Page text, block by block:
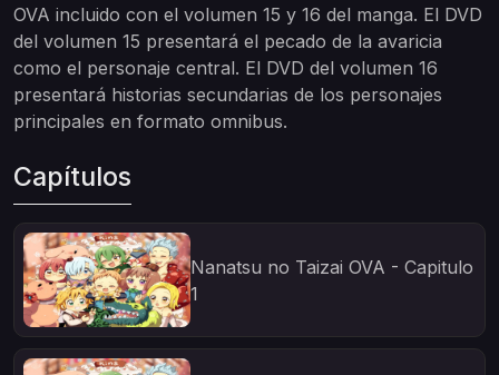
OVA incluido con el volumen 15 y 16 del manga. El DVD
del volumen 15 presentará el pecado de la avaricia
como el personaje central. El DVD del volumen 16
presentará historias secundarias de los personajes
principales en formato omnibus.
Capítulos
Nanatsu no Taizai OVA - Capitulo
1